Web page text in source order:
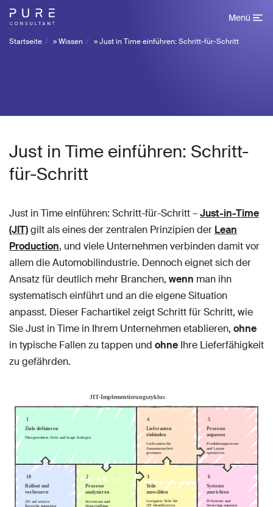
Menü
Startseite »Wissen »Just in Time einführen: Schritt-für-Schritt
Just in Time einführen: Schritt-
für-Schritt
Just in Time einführen: Schritt-für-Schritt –Just-in-Time
(JIT)gilt als eines der zentralen Prinzipien der Lean
Production, und viele Unternehmen verbinden damit vor
allem die Automobilindustrie. Dennoch eignet sich der
Ansatz für deutlich mehr Branchen, wenn man ihn
systematisch einführt und an die eigene Situation
anpasst. Dieser Fachartikel zeigt Schritt für Schritt, wie
Sie Just in Time in Ihrem Unternehmen etablieren, ohne
in typische Fallen zu tappen und ohne Ihre Lieferfähigkeit
zu gefährden.